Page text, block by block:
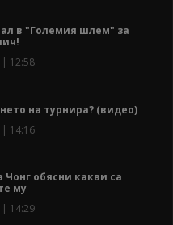
в "Големия шлем" за
| 12:58
на турнира? (видео)
| 14:16
Чонг обясни какви са
му
| 14:29